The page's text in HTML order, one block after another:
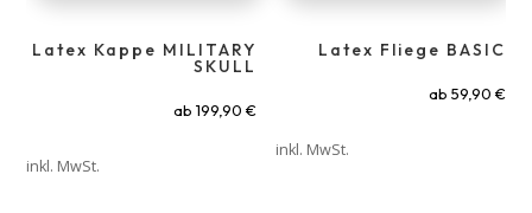
Latex Kappe MILITARY
SKULL
ab 199,90 €
inkl. MwSt.
Latex Fliege BASIC
ab 59,90 €
inkl. MwSt.